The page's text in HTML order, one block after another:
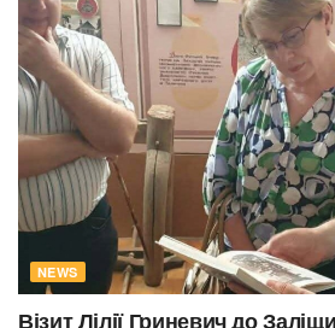
NEWS
Візит Лілії Гриневич до